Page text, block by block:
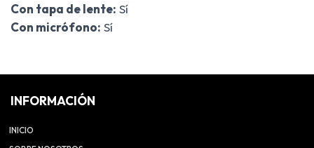
Con tapa de lente: Sí
Con micrófono: Sí
INFORMACIÓN
INICIO